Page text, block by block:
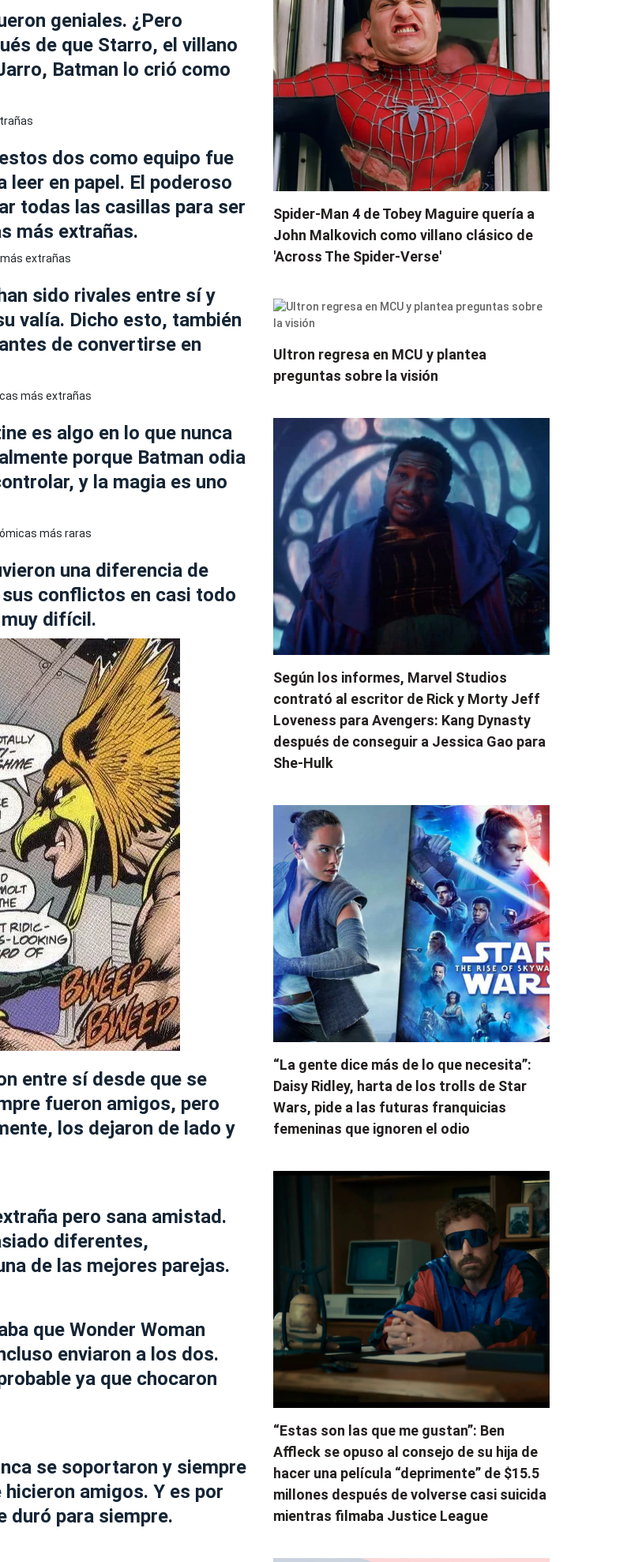
geniales. ¿Pero
de que Starro, el villano
Batman lo crió como
dos como equipo fue
leer en papel. El poderoso
todas las casillas para ser
más extrañas.
sido rivales entre sí y
valía. Dicho esto, también
de convertirse en
es algo en lo que nunca
porque Batman odia
y la magia es uno
una diferencia de
sus conflictos en casi todo
difícil.
entre sí desde que se
fueron amigos, pero
los dejaron de lado y
pero sana amistad.
diferentes,
de las mejores parejas.
que Wonder Woman
enviaron a los dos.
ya que chocaron
se soportaron y siempre
amigos. Y es por
duró para siempre.
Spider-Man 4 de Tobey Maguire quería a
John Malkovich como villano clásico de
'Across The Spider-Verse'
Ultron regresa en MCU y plantea
preguntas sobre la visión
Según los informes, Marvel Studios
contrató al escritor de Rick y Morty Jeff
Loveness para Avengers: Kang Dynasty
después de conseguir a Jessica Gao para
She-Hulk
“La gente dice más de lo que necesita”:
Daisy Ridley, harta de los trolls de Star
Wars, pide a las futuras franquicias
femeninas que ignoren el odio
“Estas son las que me gustan”: Ben
Affleck se opuso al consejo de su hija de
hacer una película “deprimente” de $15.5
millones después de volverse casi suicida
mientras filmaba Justice League